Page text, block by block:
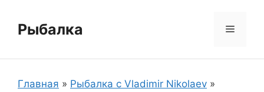
содержимому
Рыбалка Меню
Главная » Рыбалка с Vladimir Nikolaev »